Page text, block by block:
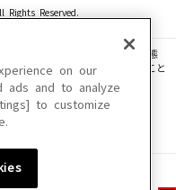
Rights Reserved.
真・動画・音声等を、手段や形態
製、転載、ファイル化などすること
ない場合があります。
る場合があります。
on our
ads and to analyze
to customize